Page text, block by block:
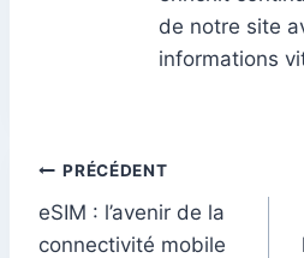
de notre site
informations
Navigation
de
PRÉCÉDENT
eSIM : l’avenir de la
connectivité mobile